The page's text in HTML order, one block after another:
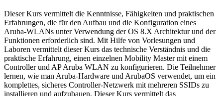
Dieser Kurs vermittelt die Kenntnisse, Fähigkeiten und praktischen
Erfahrungen, die für den Aufbau und die Konfiguration eines
Aruba-WLANs unter Verwendung der OS 8.X Architektur und der
Funktionen erforderlich sind. Mit Hilfe von Vorlesungen und
Laboren vermittelt dieser Kurs das technische Verständnis und die
praktische Erfahrung, einen einzelnen Mobility Master mit einem
Controller und AP Aruba WLAN zu konfigurieren. Die Teilnehmer
lernen, wie man Aruba-Hardware und ArubaOS verwendet, um ein
komplettes, sicheres Controller-Netzwerk mit mehreren SSIDs zu
installieren und aufzubauen. Dieser Kurs vermittelt das